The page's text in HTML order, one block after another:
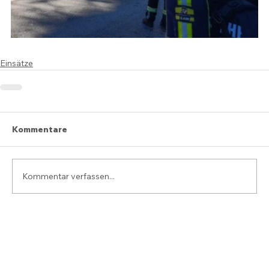
Einsätze
Kommentare
Kommentar verfassen...